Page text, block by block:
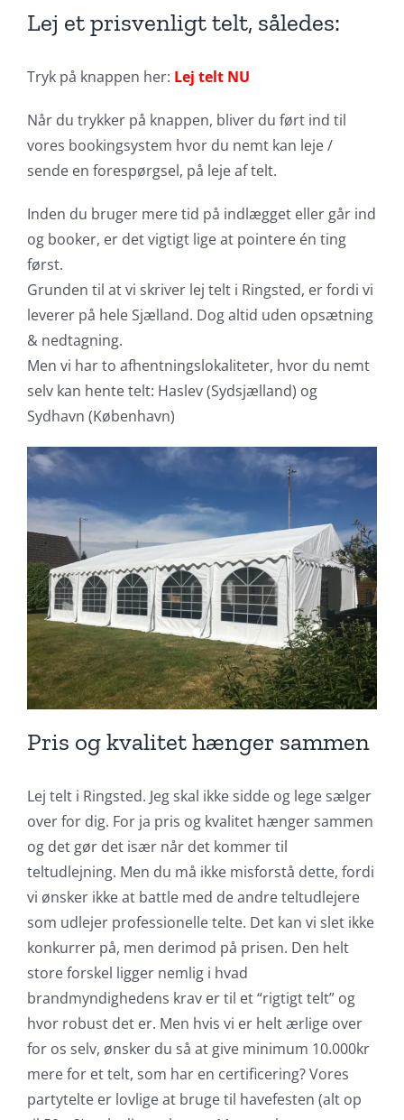
Lej et prisvenligt telt, således:
Tryk på knappen her: Lej telt NU
Når du trykker på knappen, bliver du ført ind til
vores bookingsystem hvor du nemt kan leje /
sende en forespørgsel, på leje af telt.
Inden du bruger mere tid på indlægget eller går ind
og booker, er det vigtigt lige at pointere én ting
først.
Grunden til at vi skriver lej telt i Ringsted, er fordi vi
leverer på hele Sjælland. Dog altid uden opsætning
& nedtagning.
Men vi har to afhentningslokaliteter, hvor du nemt
selv kan hente telt: Haslev (Sydsjælland) og
Sydhavn (København)
Pris og kvalitet hænger sammen
Lej telt i Ringsted. Jeg skal ikke sidde og lege sælger
over for dig. For ja pris og kvalitet hænger sammen
og det gør det især når det kommer til
teltudlejning. Men du må ikke misforstå dette, fordi
vi ønsker ikke at battle med de andre teltudlejere
som udlejer professionelle telte. Det kan vi slet ikke
konkurrer på, men derimod på prisen. Den helt
store forskel ligger nemlig i hvad
brandmyndighedens krav er til et “rigtigt telt” og
hvor robust det er. Men hvis vi er helt ærlige over
for os selv, ønsker du så at give minimum 10.000kr
mere for et telt, som har en certificering? Vores
partytelte er lovlige at bruge til havefesten (alt op